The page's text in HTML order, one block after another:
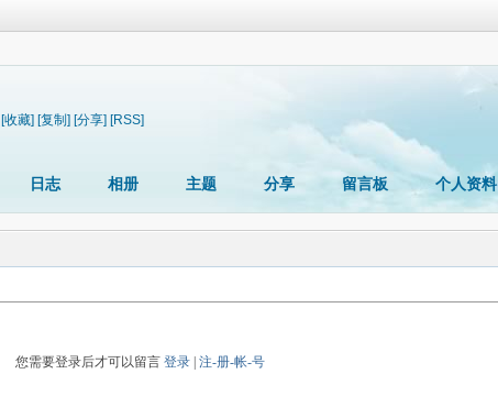
[收藏] [复制] [分享] [RSS]
日志 相册 主题 分享 留言板 个人资料
您需要登录后才可以留言登录 |注-册-帐-号